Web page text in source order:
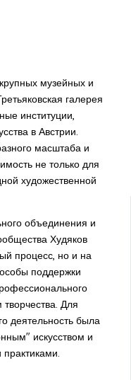
музейных и
галерея
институции,
в Австрии.
масштаба и
не только для
художественной
объединения и
Худяков
процесс, но и на
поддержки
Для
деятельность была
искусством и